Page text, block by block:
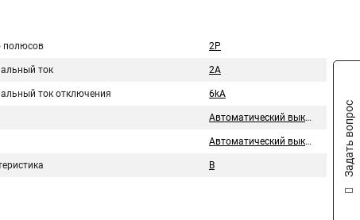
полюсов 2P
ток 2A
ток отключения 6kA
Автоматический выключатель
Автоматический выключатель
B Задать вопрос